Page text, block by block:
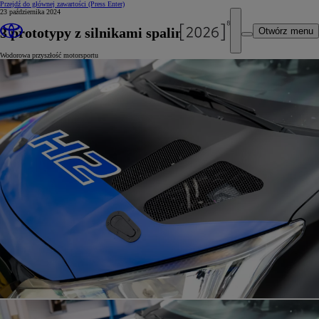
Przejdź do głównej zawartości (Press Enter)
Otwórz menu
23 października 2024
3 prototypy z silnikami spalinowymi
Wodorowa przyszłość motorsportu